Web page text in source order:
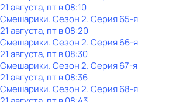
21 августа, пт в 08:10
Смешарики. Сезон 2. Серия 65-я
21 августа, пт в 08:20
Смешарики. Сезон 2. Серия 66-я
21 августа, пт в 08:30
Смешарики. Сезон 2. Серия 67-я
21 августа, пт в 08:36
Смешарики. Сезон 2. Серия 68-я